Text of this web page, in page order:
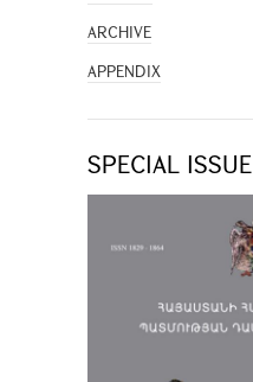
ARCHIVE
APPENDIX
SPECIAL ISSUE